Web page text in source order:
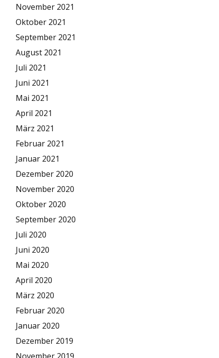
November 2021
Oktober 2021
September 2021
August 2021
Juli 2021
Juni 2021
Mai 2021
April 2021
März 2021
Februar 2021
Januar 2021
Dezember 2020
November 2020
Oktober 2020
September 2020
Juli 2020
Juni 2020
Mai 2020
April 2020
März 2020
Februar 2020
Januar 2020
Dezember 2019